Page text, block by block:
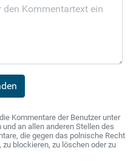
Kommentare der Benutzer unter
an allen anderen Stellen des
die gegen das polnische Recht
blockieren, zu löschen oder zu